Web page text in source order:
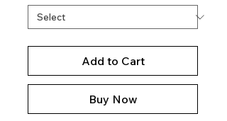
Add to Cart
Buy Now